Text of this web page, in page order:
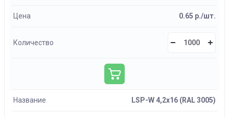
Цена 0.65 р./шт.
Количество
Название LSP-W 4,2х16 (RAL 3005)